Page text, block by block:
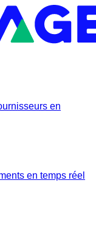
en
en temps réel